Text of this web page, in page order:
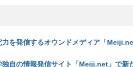
力を発信するオウンドメディア「
独自の情報発信サイト「Meiji.net」で新